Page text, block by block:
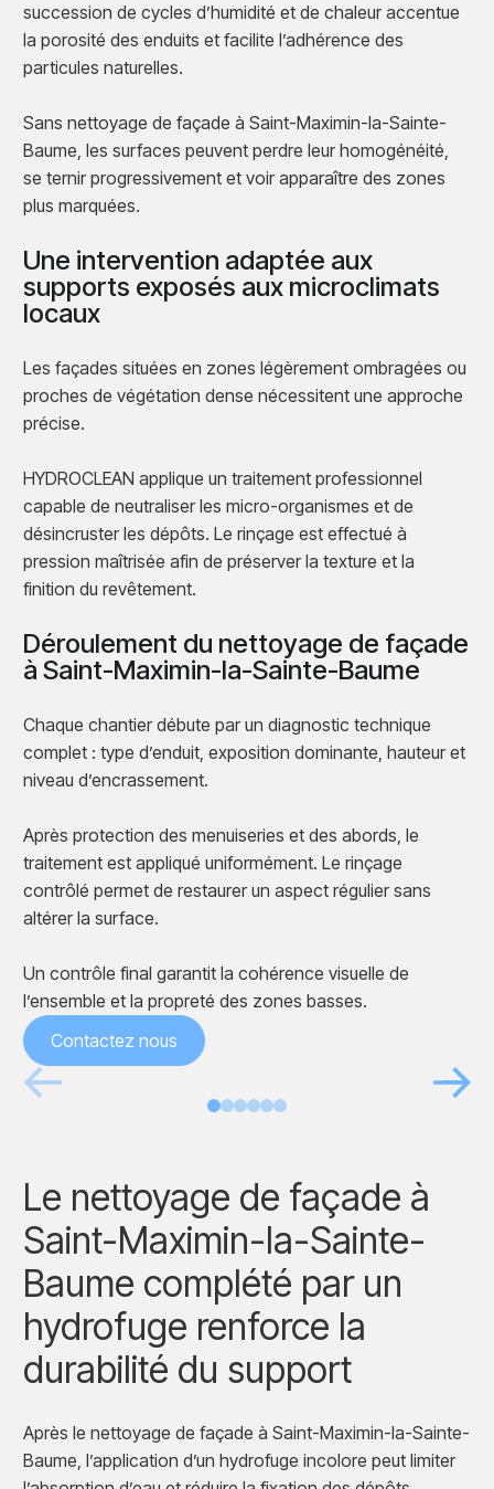
Avant Après
succession de cycles d’humidité et de chaleur accentue
la porosité des enduits et facilite l’adhérence des
particules naturelles.
Sans nettoyage de façade à Saint-Maximin-la-Sainte-
Baume, les surfaces peuvent perdre leur homogénéité,
se ternir progressivement et voir apparaître des zones
plus marquées.
Une intervention adaptée aux
supports exposés aux microclimats
locaux
Les façades situées en zones légèrement ombragées ou
proches de végétation dense nécessitent une approche
précise.
HYDROCLEAN applique un traitement professionnel
capable de neutraliser les micro-organismes et de
désincruster les dépôts. Le rinçage est effectué à
pression maîtrisée afin de préserver la texture et la
finition du revêtement.
Déroulement du nettoyage de façade
à Saint-Maximin-la-Sainte-Baume
Chaque chantier débute par un diagnostic technique
complet : type d’enduit, exposition dominante, hauteur et
niveau d’encrassement.
Après protection des menuiseries et des abords, le
traitement est appliqué uniformément. Le rinçage
contrôlé permet de restaurer un aspect régulier sans
altérer la surface.
Un contrôle final garantit la cohérence visuelle de
l’ensemble et la propreté des zones basses.
Contactez nous
Le nettoyage de façade à
Saint-Maximin-la-Sainte-
Baume complété par un
hydrofuge renforce la
durabilité du support
Après le nettoyage de façade à Saint-Maximin-la-Sainte-
Baume, l’application d’un hydrofuge incolore peut limiter